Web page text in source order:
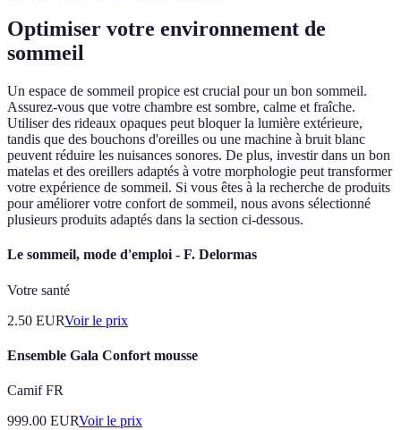
Optimiser votre environnement de
sommeil
Un espace de sommeil propice est crucial pour un bon sommeil.
Assurez-vous que votre chambre est sombre, calme et fraîche.
Utiliser des rideaux opaques peut bloquer la lumière extérieure,
tandis que des bouchons d'oreilles ou une machine à bruit blanc
peuvent réduire les nuisances sonores. De plus, investir dans un bon
matelas et des oreillers adaptés à votre morphologie peut transformer
votre expérience de sommeil. Si vous êtes à la recherche de produits
pour améliorer votre confort de sommeil, nous avons sélectionné
plusieurs produits adaptés dans la section ci-dessous.
Le sommeil, mode d'emploi - F. Delormas
Votre santé
2.50 EURVoir le prix
Ensemble Gala Confort mousse
Camif FR
999.00 EURVoir le prix